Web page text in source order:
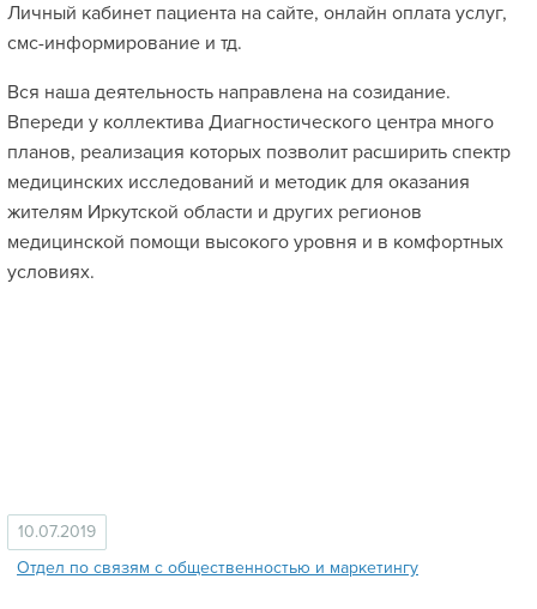
Личный кабинет пациента на сайте, онлайн оплата услуг,
смс-информирование и тд.
Вся наша деятельность направлена на созидание.
Впереди у коллектива Диагностического центра много
планов, реализация которых позволит расширить спектр
медицинских исследований и методик для оказания
жителям Иркутской области и других регионов
медицинской помощи высокого уровня и в комфортных
условиях.
10.07.2019
Отдел по связям с общественностью и маркетингу